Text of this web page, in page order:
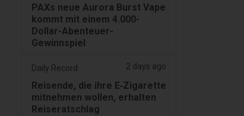
PAXs neue Aurora Burst Vape
kommt mit einem 4.000-
Dollar-Abenteuer-
Gewinnspiel
Daily Record 2 days ago
Reisende, die ihre E‑Zigarette
mitnehmen wollen, erhalten
Reiseratschlag